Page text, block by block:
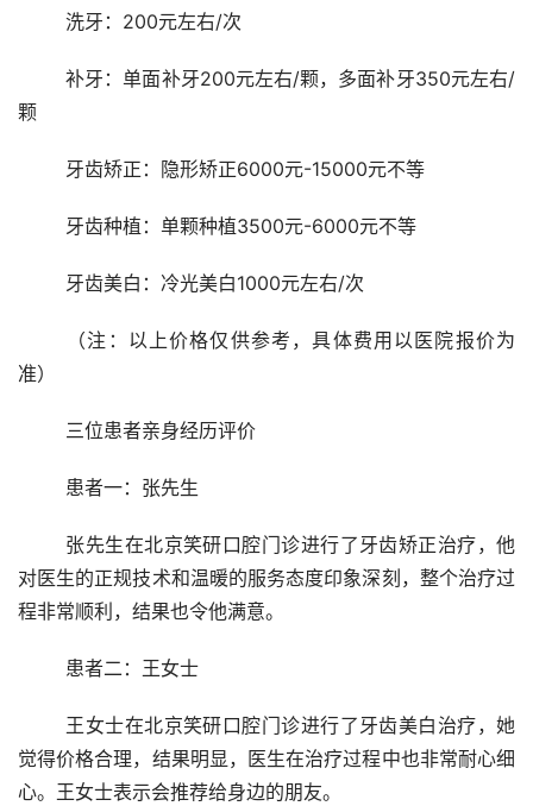
	洗牙：200元左右/次
	补牙：单面补牙200元左右/颗，多面补牙350元左右/
颗
	牙齿矫正：隐形矫正6000元-15000元不等
	牙齿种植：单颗种植3500元-6000元不等
	牙齿美白：冷光美白1000元左右/次
准）
	三位患者亲身经历评价
	患者一：张先生
对医生的正规技术和温暖的服务态度印象深刻，整个治疗过
程非常顺利，结果也令他满意。
	患者二：王女士
觉得价格合理，结果明显，医生在治疗过程中也非常耐心细
心。王女士表示会推荐给身边的朋友。